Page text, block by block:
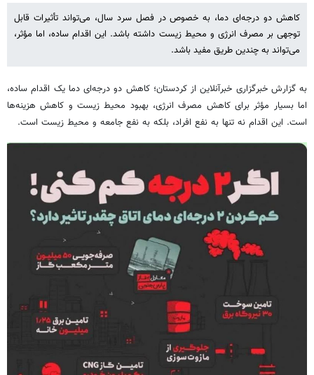
کاهش دو درجه‌ای دما، به خصوص در فصل سرد سال، می‌تواند تأثیرات قابل
توجهی بر مصرف انرژی و محیط زیست داشته باشد. این اقدام ساده، اما مؤثر،
می‌تواند به چندین طریق مفید باشد.
به گزارش خبرگزاری خبرآنلاین از کردستان؛ کاهش دو درجه‌ای دما یک اقدام ساده،
اما بسیار مؤثر برای کاهش مصرف انرژی، بهبود محیط زیست و کاهش هزینه‌ها
است. این اقدام نه تنها به نفع افراد، بلکه به نفع جامعه و محیط زیست است.